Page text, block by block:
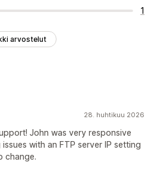
1
arvostelut
28. huhtikuu 2026
John was very responsive
with an FTP server IP setting
change.